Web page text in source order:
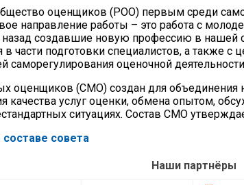
оценщиков (РОО) первым среди
направление работы – это работа с
назад создавшие новую профессию в нашей
в части подготовки специалистов, а также с
саморегулирования оценочной
оценщиков (СМО) создан для объединения
качества услуг оценки, обмена опытом,
ситуациях. Состав СМО
совета
Наши партнёры